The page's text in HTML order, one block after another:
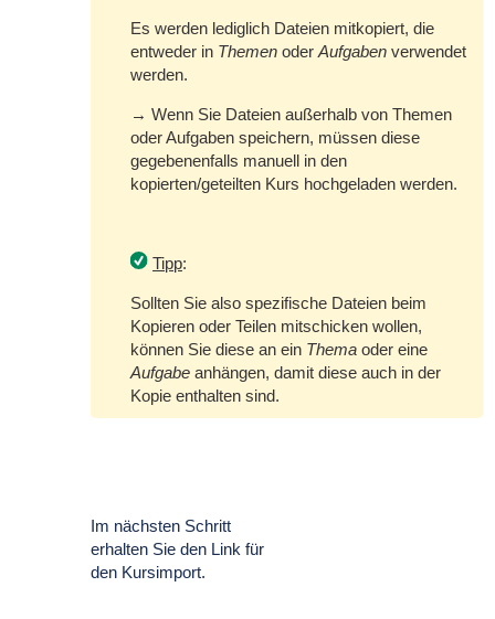
Es werden lediglich Dateien mitkopiert, die
entweder in Themenoder Aufgaben verwendet
werden.
→ Wenn Sie Dateien außerhalb von Themen
oder Aufgaben speichern, müssen diese
gegebenenfalls manuell in den
kopierten/geteilten Kurs hochgeladen werden.
Tipp:
Sollten Sie also spezifische Dateien beim
Kopieren oder Teilen mitschicken wollen,
können Sie diese an ein Thema oder eine
Aufgabe anhängen, damit diese auch in der
Kopie enthalten sind.
Im nächsten Schritt
erhalten Sie den Link für
den Kursimport.